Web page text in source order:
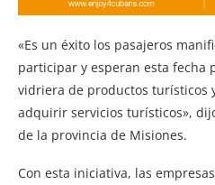
«Es un éxito los pasajeros
participar y esperan esta fecha
vidriera de productos turísticos
adquirir servicios turísticos»,
de la provincia de Misiones.
Con esta iniciativa, las